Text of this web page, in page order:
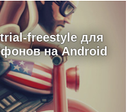
freestyle для
на Android